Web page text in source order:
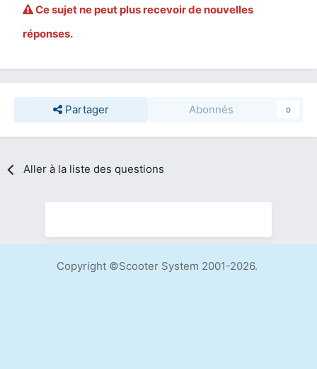
Ce sujet ne peut plus recevoir de nouvelles
réponses.
Partager Abonnés 0
Aller à la liste des questions
Copyright ©Scooter System 2001-2026.